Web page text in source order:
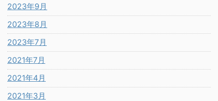
2023年9月
2023年8月
2023年7月
2021年7月
2021年4月
2021年3月